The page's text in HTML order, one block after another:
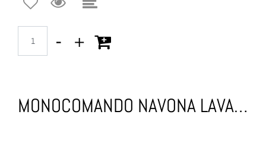
MONOCOMANDO NAVONA LAVABO TESTA CIECA CROMO